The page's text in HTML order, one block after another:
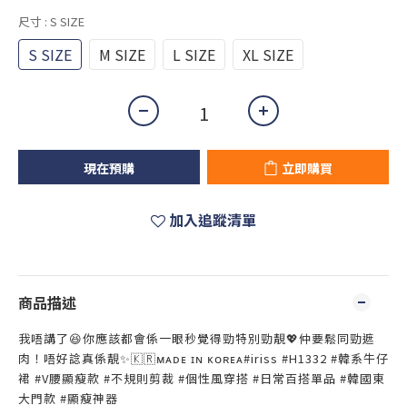
尺寸 : S SIZE
S SIZE M SIZE L SIZE XL SIZE
現在預購 立即購買
加入追蹤清單
商品描述
我唔講了😆你應該都會係一眼秒覺得勁特別勁靚💖仲要鬆同勁遮
肉！唔好諗真係靚✨🇰🇷ᴍᴀᴅᴇ ɪɴ ᴋᴏʀᴇᴀ#iriss #H1332 #韓系牛仔
裙 #V腰顯瘦款 #不規則剪裁 #個性風穿搭 #日常百搭單品 #韓國東
大門款 #顯瘦神器